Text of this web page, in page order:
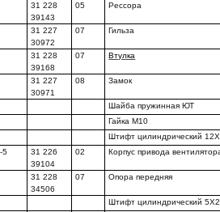
31 228
39143
05 Рессора
31 227
30972
07 Гильза
31 228
39168
07 Втулка
31 227
30971
08 Замок
Шайба пружинная ЮТ
Гайка М10
Штифт цилиндрический
5
31 226
39104
02 Корпус привода
31 228
34506
07 Опора передняя
Штифт цилиндрический